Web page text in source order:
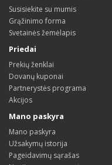
Susisiekite su mumis
Grąžinimo forma
Svetainės žemėlapis
Priedai
Prekių ženklai
Dovanų kuponai
Partnerystės programa
Akcijos
Mano paskyra
Mano paskyra
Užsakymų istorija
Pageidavimų sąrašas